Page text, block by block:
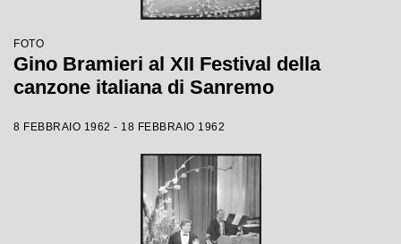
FOTO
Gino Bramieri al XII Festival della
canzone italiana di Sanremo
8 FEBBRAIO 1962 - 18 FEBBRAIO 1962